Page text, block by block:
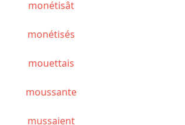
monétisât
monétisés
mouettais
moussante
mussaient